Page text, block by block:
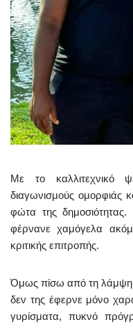
Με το καλλιτεχνικό
διαγωνισμούς ομορφιάς
φώτα της δημοσιότητας.
φέρνανε χαμόγελα
κριτικής επιτροπής.
Όμως πίσω από τη λάμψη
δεν της έφερνε μόνο
γυρίσματα, πυκνό